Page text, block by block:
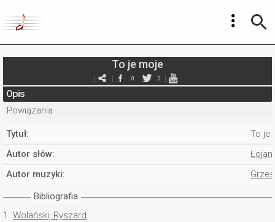
To je moje
0 0
Opis
Powiązania
Tytuł:
To je
Autor słów:
Autor muzyki:
Bibliografia
1. Wolański, Ryszard